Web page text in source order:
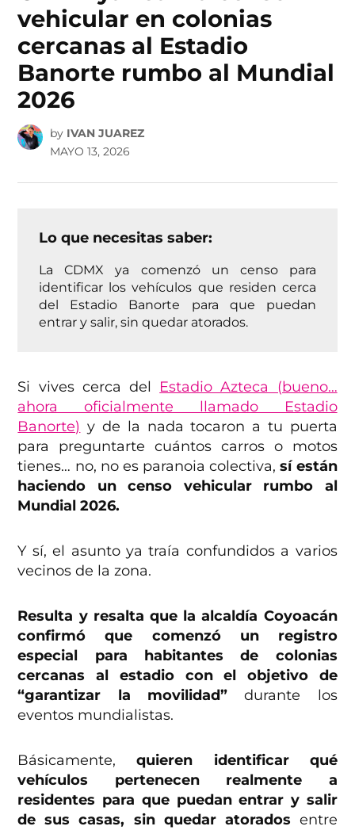
vehicular en colonias
cercanas al Estadio
Banorte rumbo al Mundial
2026
by IVAN JUAREZ
MAYO 13, 2026
Lo que necesitas saber:
La CDMX ya comenzó un censo para
identificar los vehículos que residen cerca
del Estadio Banorte para que puedan
entrar y salir, sin quedar atorados.
Si vives cerca del Estadio Azteca (bueno…
ahora oficialmente llamado Estadio
Banorte) y de la nada tocaron a tu puerta
para preguntarte cuántos carros o motos
tienes… no, no es paranoia colectiva,sí están
haciendo un censo vehicular rumbo al
Mundial 2026.
Y sí, el asunto ya traía confundidos a varios
vecinos de la zona.
Resulta y resalta que la alcaldía Coyoacán
confirmó que comenzó un registro
especial para habitantes de colonias
cercanas al estadio con el objetivo de
“garantizar la movilidad” durante los
eventos mundialistas.
Básicamente,quieren identificar qué
vehículos pertenecen realmente a
residentes para que puedan entrar y salir
de sus casas, sin quedar atorados entre